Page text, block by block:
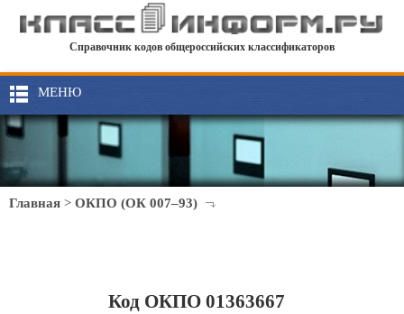
Справочник кодов общероссийских классификаторов
МЕНЮ
Главная > ОКПО (ОК 007–93)
Код ОКПО 01363667